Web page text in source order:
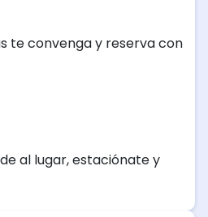
te convenga y reserva con
al lugar, estaciónate y